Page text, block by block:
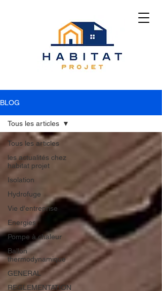
BLOG
Tous les articles
les actualités chez
habitat projet
Isolation
Hydrofuge
Vie d'entreprise
Energies
Pompe à chaleur
Ballon
thermodynamique
GENERAL
REGLEMENTATION
Tous les articles